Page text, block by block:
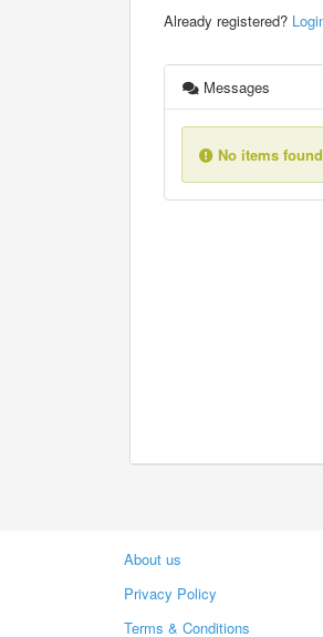
Already registered?
Messages
No items found
About us
Privacy Policy
Terms & Conditions